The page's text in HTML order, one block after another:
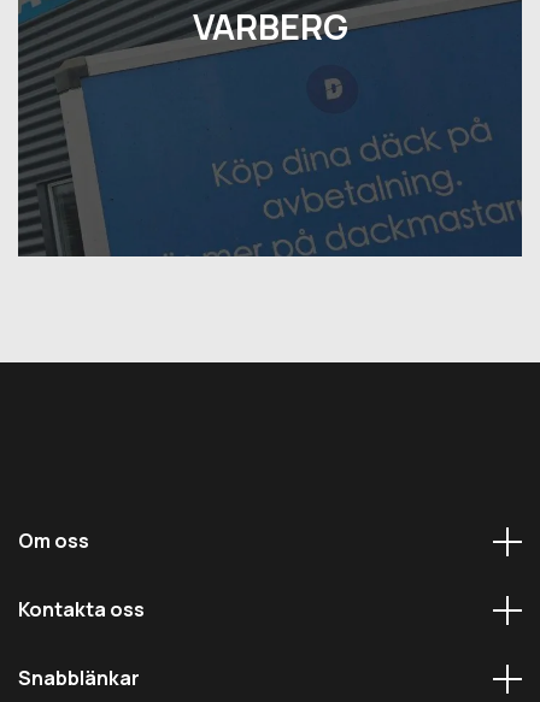
VARBERG
Om oss
Kontakta oss
Snabblänkar